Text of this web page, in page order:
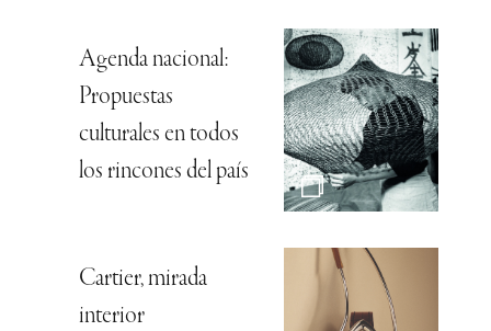
Agenda nacional:
Propuestas
culturales en todos
los rincones del país
Cartier, mirada
interior